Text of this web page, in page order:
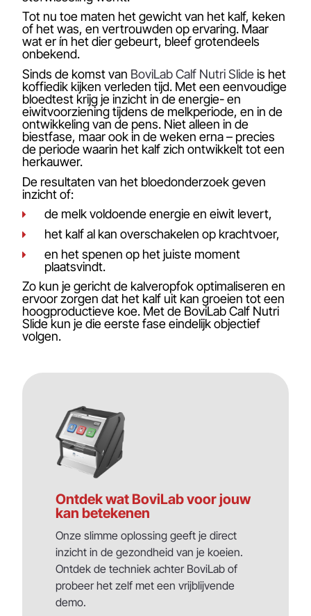
Tot nu toe maten het gewicht van het kalf, keken
of het was, en vertrouwden op ervaring. Maar
wat er ín het dier gebeurt, bleef grotendeels
onbekend.
Sinds de komst van BoviLab Calf Nutri Slide is het
koffiedik kijken verleden tijd. Met een eenvoudige
bloedtest krijg je inzicht in de energie- en
eiwitvoorziening tijdens de melkperiode, en in de
ontwikkeling van de pens. Niet alleen in de
biestfase, maar ook in de weken erna – precies
de periode waarin het kalf zich ontwikkelt tot een
herkauwer.
De resultaten van het bloedonderzoek geven
inzicht of:
de melk voldoende energie en eiwit levert,
het kalf al kan overschakelen op krachtvoer,
en het spenen op het juiste moment
plaatsvindt.
Zo kun je gericht de kalveropfok optimaliseren en
ervoor zorgen dat het kalf uit kan groeien tot een
hoogproductieve koe. Met de BoviLab Calf Nutri
Slide kun je die eerste fase eindelijk objectief
volgen.
Ontdek wat BoviLab voor jouw
kan betekenen
Onze slimme oplossing geeft je direct
inzicht in de gezondheid van je koeien.
Ontdek de techniek achter BoviLab of
probeer het zelf met een vrijblijvende
demo.